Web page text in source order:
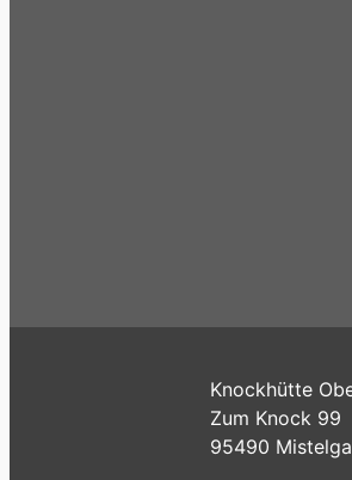
Knockhütte
Zum Knock 99
95490